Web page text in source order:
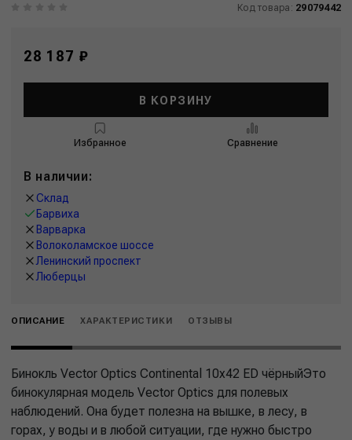
Код товара: 29079442
28 187 ₽
В КОРЗИНУ
Избранное Сравнение
В наличии:
Склад
Барвиха
Варварка
Волоколамское шоссе
Ленинский проспект
Люберцы
ОПИСАНИЕ ХАРАКТЕРИСТИКИ ОТЗЫВЫ
Бинокль Vector Optics Continental 10x42 ED чёрныйЭто
бинокулярная модель Vector Optics для полевых
наблюдений. Она будет полезна на вышке, в лесу, в
горах, у воды и в любой ситуации, где нужно быстро